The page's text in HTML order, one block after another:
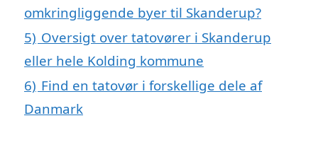
omkringliggende byer til Skanderup?
5) Oversigt over tatovører i Skanderup
eller hele Kolding kommune
6) Find en tatovør i forskellige dele af
Danmark